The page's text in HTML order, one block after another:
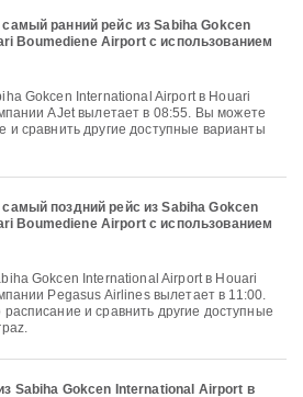
ранний рейс из Sabiha Gokcen
Boumediene Airport с использованием
AJet вылетает в 08:55. Вы можете
и сравнить другие доступные варианты
поздний рейс из Sabiha Gokcen
Boumediene Airport с использованием
Pegasus Airlines вылетает в 11:00.
и сравнить другие доступные
Sabiha Gokcen International Airport в